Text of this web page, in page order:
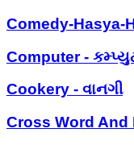
Comedy-Hasya-
Computer -
Cookery - વાનગી
Cross Word And